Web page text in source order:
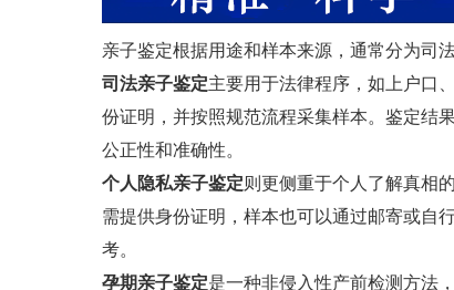
亲子鉴定根据用途和样本来源，通常分为司
司法亲子鉴定主要用于法律程序，如上户口
份证明，并按照规范流程采集样本。鉴定结
公正性和准确性。
个人隐私亲子鉴定则更侧重于个人了解真相
需提供身份证明，样本也可以通过邮寄或自
考。
孕期亲子鉴定是一种非侵入性产前检测方法